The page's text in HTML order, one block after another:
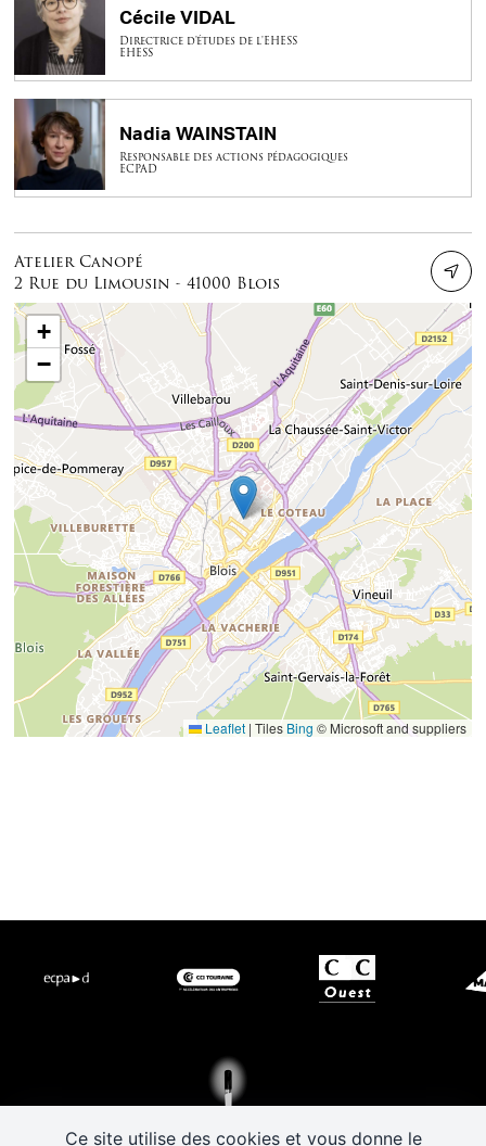
Ce site utilise des cookies et vous donne le
Cécile VIDAL
Directrice d'études de l'EHESS
EHESS
Nadia WAINSTAIN
Responsable des actions pédagogiques
ECPAD
Atelier Canopé
2 Rue du Limousin - 41000 Blois
+
−
Leaflet | Tiles Bing © Microsoft and suppliers